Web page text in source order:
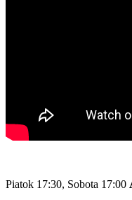
Piatok 17:30, Sobota 17:00